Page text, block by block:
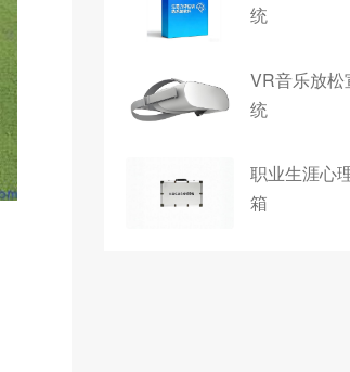
统
VR音乐放松
统
职业生涯心
箱